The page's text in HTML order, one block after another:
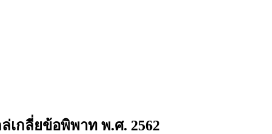
กลี่ยข้อพิพาท พ.ศ. 2562